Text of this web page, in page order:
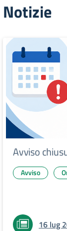
Notizie
Avviso
Avviso
16 lug